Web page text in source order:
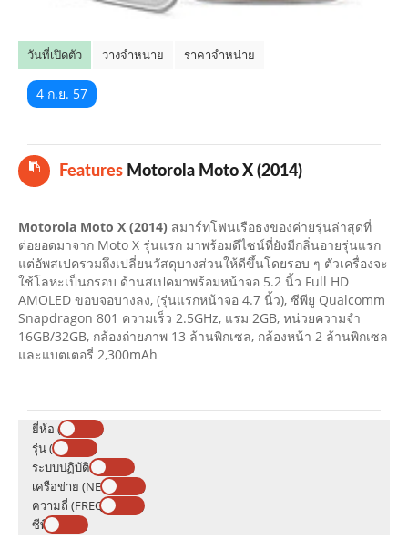
TOP 10 มือถือยอดนิยม
CLOSE
วันที่เปิดตัว วางจำหน่าย ราคาจำหน่าย
4 ก.ย. 57
Features Motorola Moto X (2014)
Motorola Moto X (2014) สมาร์ทโฟนเรือธงของค่ายรุ่นล่าสุดที่
ต่อยอดมาจาก Moto X รุ่นแรก มาพร้อมดีไซน์ที่ยังมีกลิ่นอายรุ่นแรก
แต่อัพสเปครวมถึงเปลี่ยนวัสดุบางส่วนให้ดีขึ้นโดยรอบ ๆ ตัวเครื่องจะ
ใช้โลหะเป็นกรอบ ด้านสเปคมาพร้อมหน้าจอ 5.2 นิ้ว Full HD
AMOLED ขอบจอบางลง, (รุ่นแรกหน้าจอ 4.7 นิ้ว), ซีพียู Qualcomm
Snapdragon 801 ความเร็ว 2.5GHz, แรม 2GB, หน่วยความจำ
16GB/32GB, กล้องถ่ายภาพ 13 ล้านพิกเซล, กล้องหน้า 2 ล้านพิกเซล
และแบตเตอรี่ 2,300mAh
ยี่ห้อ (BRAND)
รุ่น (MODEL)
ระบบปฏิบัติการ (OS)
เครือข่าย (NETWORK)
ความถี่ (FREQUENCY)
ซีพียู (CPU)